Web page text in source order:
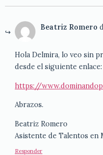
Beatriz Romero
Hola Delmira, lo veo sin
desde el siguiente enlace:
https://
Abrazos.
Beatriz Romero
Asistente de Talentos en
Responder